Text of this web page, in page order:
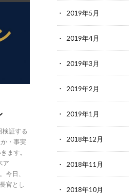
検証する
・事実
ます。
ア
今日、
官とし
2019年5月
2019年4月
2019年3月
2019年2月
2019年1月
2018年12月
2018年11月
2018年10月